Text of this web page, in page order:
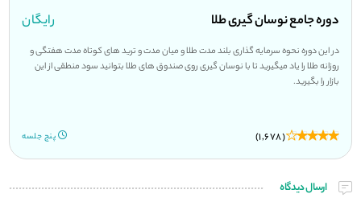
دوره جامع نوسان گیری طلا رایگان
در این دوره نحوه سرمایه گذاری بلند مدت طلا و میان مدت و ترید های کوتاه مدت هفتگی و
روزانه طلا را یاد میگیرید تا با نوسان گیری روی صندوق های طلا بتوانید سود منطقی از این
بازار را بگیرید.
(1,678) پنج جلسه
ارسال دیدگاه